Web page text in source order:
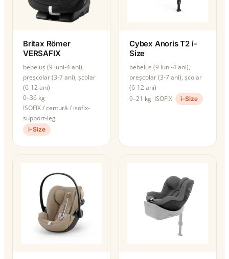
Britax Römer
VERSAFIX
bebeluș (9 luni-4 ani),
preșcolar (3-7 ani), școlar
(6-12 ani)
0–36 kg
ISOFIX / centură / isofix-
support-leg
i-Size
Cybex Anoris T2 i-
Size
bebeluș (9 luni-4 ani),
preșcolar (3-7 ani), școlar
(6-12 ani)
9–21 kg ISOFIX i-Size